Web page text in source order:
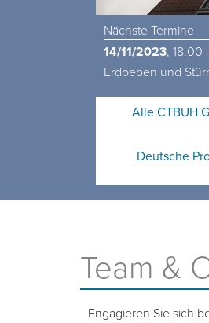
Nächste Termine
14/11/2023, 18:00
Erdbeben und
Alle CTBUH
Deutsche
Team &
Engagieren Sie sich